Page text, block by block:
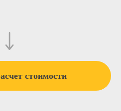
стоимости